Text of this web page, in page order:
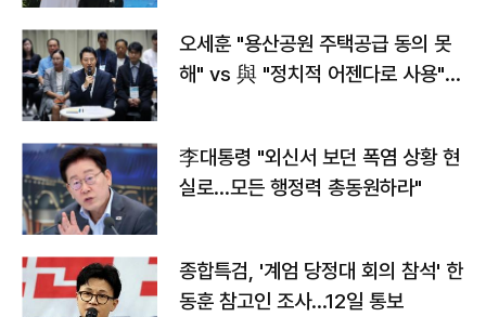
오세훈 "용산공원 주택공급 동의 못
해" vs 與 "정치적 어젠다로 사용"
李대통령 "외신서 보던 폭염 상황 현
실로…모든 행정력 총동원하라"
종합특검, '계엄 당정대 회의 참석' 한
동훈 참고인 조사...12일 통보